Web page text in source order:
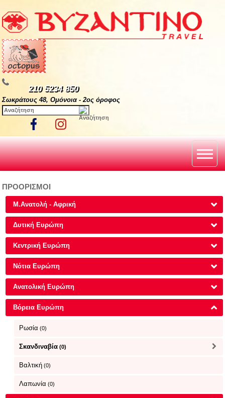
210 5234 850
Σωκράτους 48, Ομόνοια - 2ος όροφος
ΠΡΟΟΡΙΣΜΟΙ
Μ.Ανατολή - Αφρική
Δυτική Ευρώπη
Κεντρική Ευρώπη
Νότια Ευρώπη
Ανατολική Ευρώπη
Βόρεια Ευρώπη
Ρωσία (0)
Σκανδιναβία(0)
Βαλτική(0)
Λαπωνία (0)